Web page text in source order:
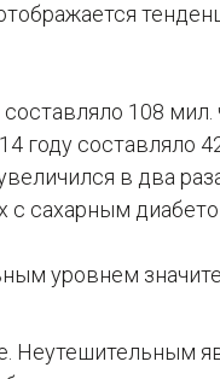
108 мил.
году составляло
в два
с сахарным
уровнем
Неутешительным